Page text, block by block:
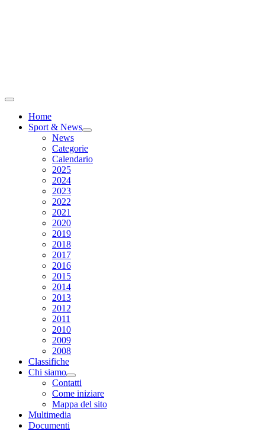
Home
Sport & News
News
Categorie
Calendario
2025
2024
2023
2022
2021
2020
2019
2018
2017
2016
2015
2014
2013
2012
2011
2010
2009
2008
Classifiche
Chi siamo
Contatti
Come iniziare
Mappa del sito
Multimedia
Documenti